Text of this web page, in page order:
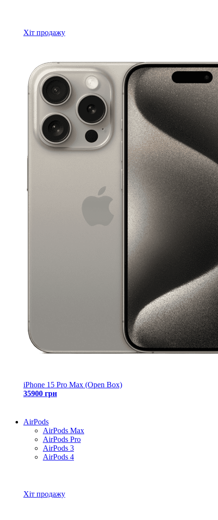
Хіт продажу
iPhone 15 Pro Max (Open Box)
35900 грн
AirPods
AirPods Max
AirPods Pro
AirPods 3
AirPods 4
Хіт продажу